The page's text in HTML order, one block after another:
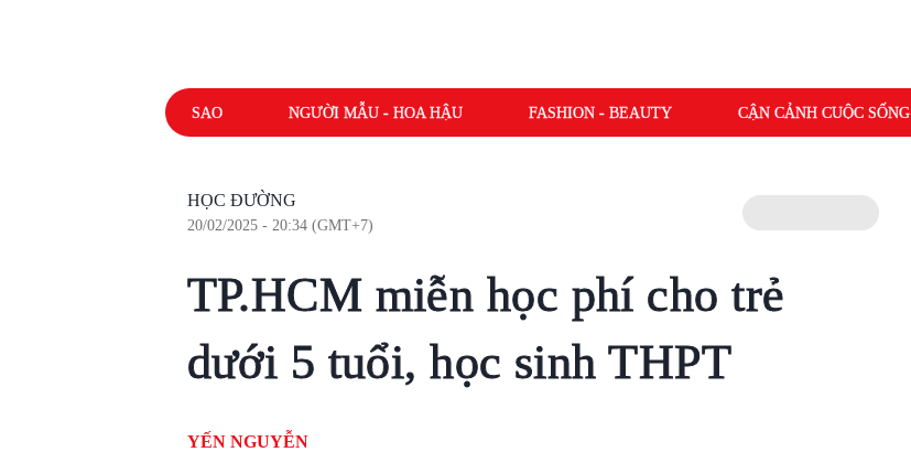
SAO NGƯỜI MẪU - HOA HẬU FASHION - BEAUTY CẬN CẢNH CUỘC SỐNG
HỌC ĐƯỜNG
20/02/2025 - 20:34 (GMT+7)
TP.HCM miễn học phí cho trẻ
dưới 5 tuổi, học sinh THPT
YẾN NGUYỄN